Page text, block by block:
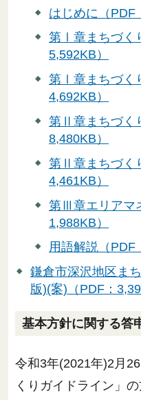
はじめに（PDF
第Ⅰ章まちづく
5,592KB）
第Ⅰ章まちづく
4,692KB）
第Ⅱ章まちづく
8,480KB）
第Ⅱ章まちづく
4,461KB）
第Ⅲ章エリアマ
1,988KB）
用語解説（PDF
鎌倉市深沢地区ま
版)(案)（PDF：
基本方針に関する答
令和3年(2021年)2月
くりガイドライン」